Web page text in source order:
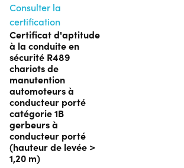
Consulter la
certification
Certificat d'aptitude
à la conduite en
sécurité R489
chariots de
manutention
automoteurs à
conducteur porté
catégorie 1B
gerbeurs à
conducteur porté
(hauteur de levée >
1,20 m)